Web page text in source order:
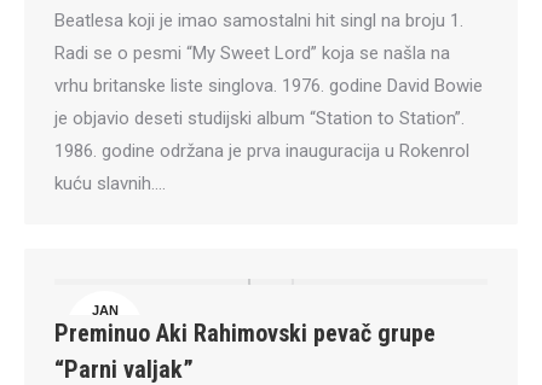
Beatlesa koji je imao samostalni hit singl na broju 1.
Radi se o pesmi “My Sweet Lord” koja se našla na
vrhu britanske liste singlova. 1976. godine David Bowie
je objavio deseti studijski album “Station to Station”.
1986. godine održana je prva inauguracija u Rokenrol
kuću slavnih.…
JAN
22
Preminuo Aki Rahimovski pevač grupe
“Parni valjak”